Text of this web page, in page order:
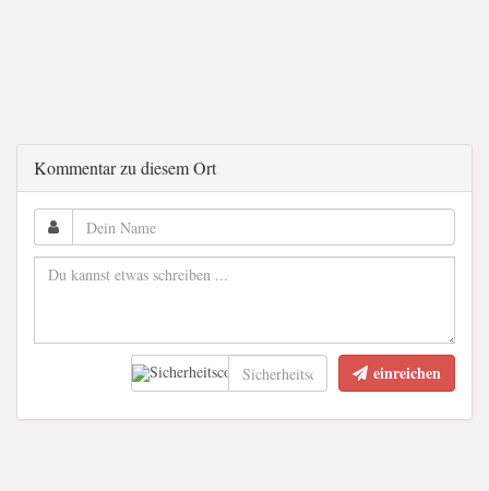
Kommentar zu diesem Ort
einreichen